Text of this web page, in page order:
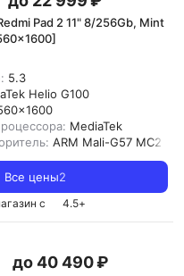
Pad 2 11" 8/256Gb, Mint
5.3
Helio G100
MediaTek
ARM Mali-G57 MC2
Все цены2
с 4.5+
до 40 490 ₽